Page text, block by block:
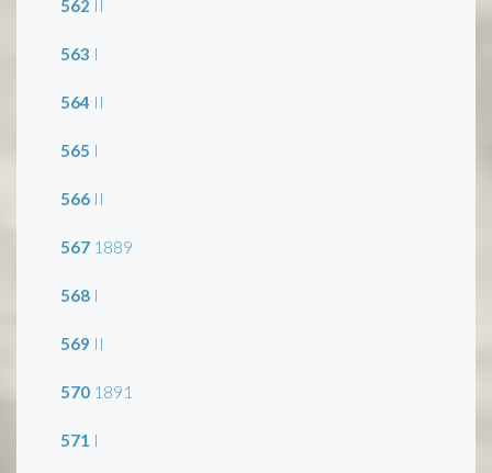
562
563 I
564 II
565 I
566 II
567 1889
568 I
569 II
570 1891
571 I